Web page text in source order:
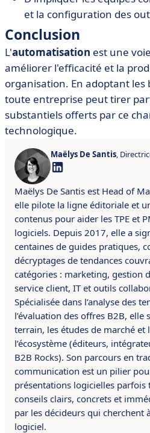
et la configuration des
Conclusion
L'automatisation est une
améliorer l'efficacité et la
organisation. En adoptant
toute entreprise peut tirer
substantiels offerts par ce
technologique.
Maëlys De Santis,
Maëlys De Santis est Head of
elle pilote la ligne éditoriale et
contenus pour aider les TPE et
logiciels. Depuis 2017, elle a
centaines de guides pratiques,
décryptages de tendances
catégories : marketing, gestion
service client, IT et outils
Spécialisée dans l’analyse des
l’évaluation des offres B2B, elle
terrain, les études de marché et
l’écosystème (éditeurs,
B2B Rocks). Son parcours en
communication est un pilier
présentations logicielles parfois
conseils clairs, concrets et
par les décideurs qui cherchent
logiciel.